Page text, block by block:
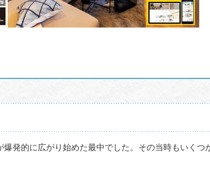
発的に広がり始めた最中でした。その当時もいくつ